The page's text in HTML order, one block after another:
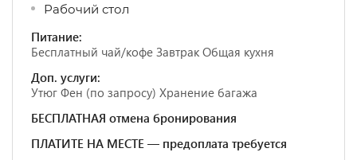
Рабочий стол
Питание:
Бесплатный чай/кофе Завтрак Общая кухня
Доп. услуги:
Утюг Фен (по запросу) Хранение багажа
БЕСПЛАТНАЯ отмена бронирования
ПЛАТИТЕ НА МЕСТЕ — предоплата требуется